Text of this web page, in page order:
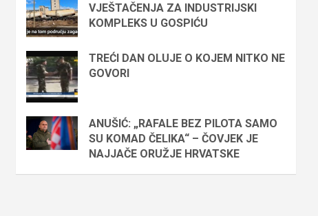
VJEŠTAČENJA ZA INDUSTRIJSKI
KOMPLEKS U GOSPIĆU
TREĆI DAN OLUJE O KOJEM NITKO NE
GOVORI
ANUŠIĆ: „RAFALE BEZ PILOTA SAMO
SU KOMAD ČELIKA“ – ČOVJEK JE
NAJJAČE ORUŽJE HRVATSKE